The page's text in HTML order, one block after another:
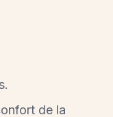
de la